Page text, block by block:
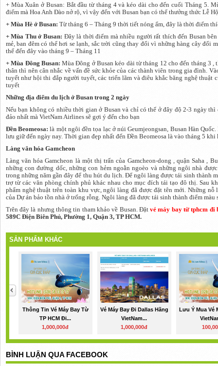
+ Mùa Xuân ở Busan: Bắt đầu từ tháng 4 và kéo dài cho đến cuối Tháng 5.
điểm mà Hoa Anh Đào nở rộ, vì vậy đến với Busan bạn có thể thưởng thức Lễ
+ Mùa Hè ở Busan: Từ tháng 6 – Tháng 9 thời tiết nóng ẩm, đây là thời điểm
+ Mùa Thu ở Busan: Đây là thời điểm mà nhiều người rất thích đến Busan
mẻ, ban đêm có thể hơi se lạnh, sắc trời cũng thay đổi vì những hàng cây đổi
thể đến đây vào tháng 9 – Tháng 11
+ Mùa Đông Busan: Mùa Đông ở Busan kéo dài từ tháng 12 cho đến tháng 3
thân thì nên cân nhắc về vấn đề sức khỏe của các thành viên trong gia đình.
tuyết như hội thi đắp người tuyết, các triển lãm và điêu khắc băng nghệ thuật
tuyết
Những địa điểm du lịch ở Busan trong 2 ngày
Nếu bạn không có nhiều thời gian ở Busan và chỉ có thể ở đây độ 2-3 ngày
đảo nhất mà VietNam Airlines sẽ gợi ý đến cho bạn
Đền Beomeosa: là một ngôi đền tọa lạc ở núi Geumjeongsan, Busan Hàn
lưu giữ đến ngày nay. Thời gian đẹp nhất đến Đền Beomeosa là vào tháng 5
Làng văn hóa Gamcheon
Làng văn hóa Gamcheon là một thị trấn của Gamcheon-dong , quận Saha ,
những con đường dốc, những con hẻm ngoằn ngoèo và những ngôi nhà
trong những năm gần đây để thu hút du lịch. Để ngôi làng được tái sinh thành
trợ từ các văn phòng chính phủ khác nhau cho mục đích tái tạo đô thị. Sau
phẩm nghệ thuật trên toàn khu vực, ngôi làng đã được đặt tên mới. Những
của Dự án bảo tồn nhà ở trống rỗng. Ngôi làng đã được tái sinh thành điểm màu
Trên đây là nhưng thông tin tham khảo về Busan. Đặtvé máy bay từ tphcm đi
589C Điện Biên Phủ, Phường 1, Quận 3, TP HCM.
SẢN PHẨM KHÁC
Thông Tin Vé Máy Bay Từ
TP HCM Đi...
1,000,000đ
Vé Máy Bay Đi Dallas Hãng
VietNam...
1,000,000đ
Lưu Ý Mua Vé
BÌNH LUẬN QUA FACEBOOK